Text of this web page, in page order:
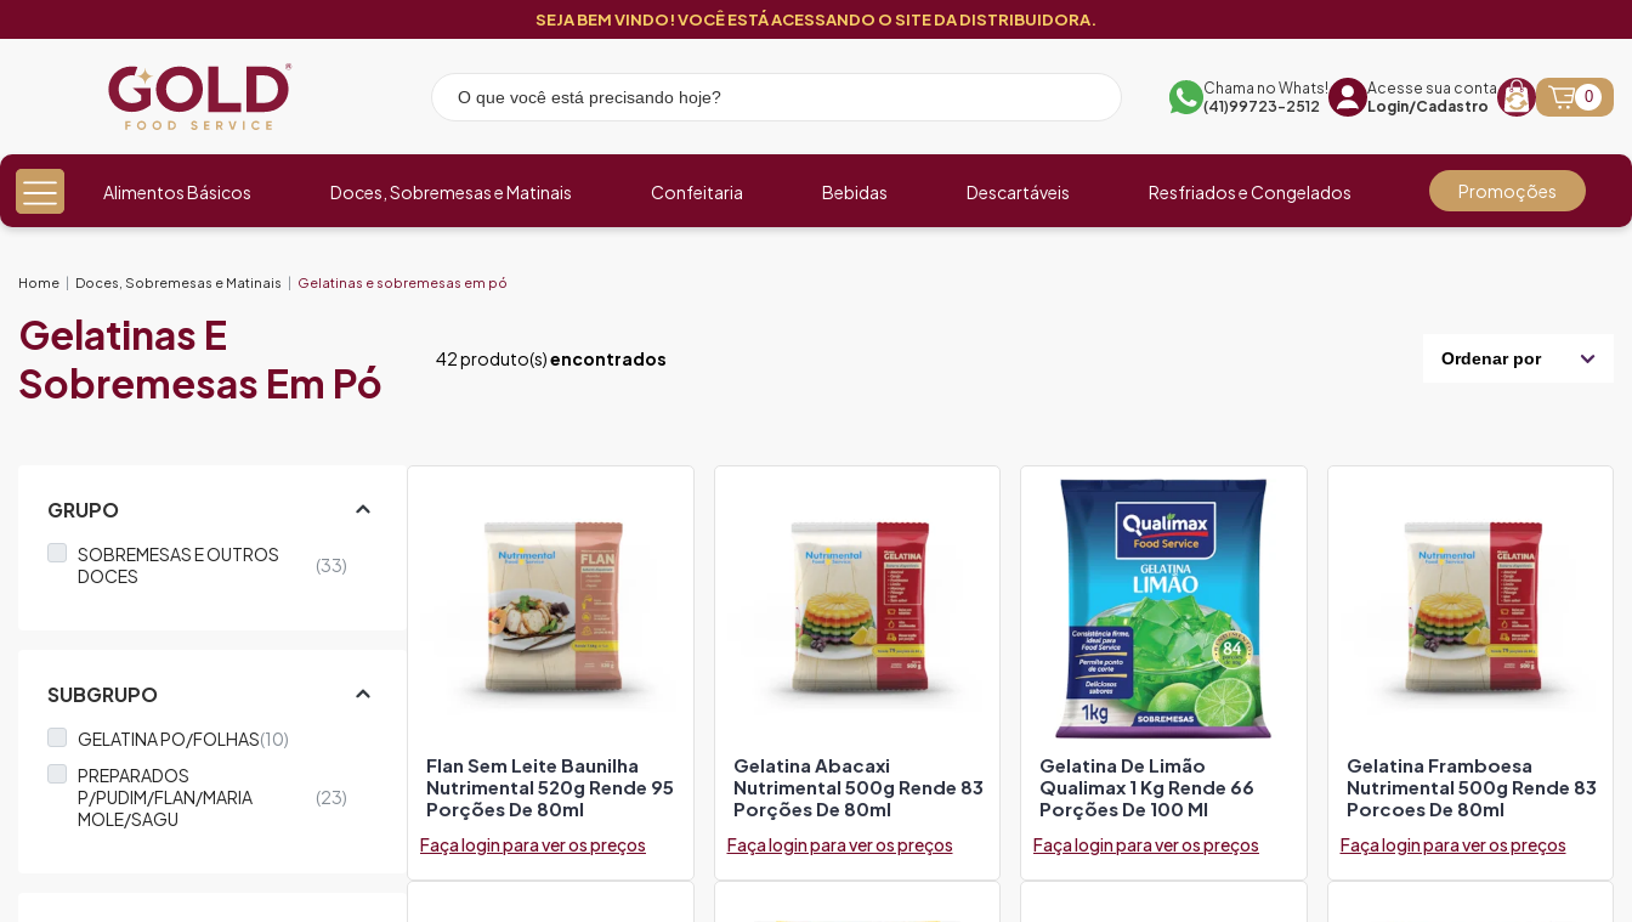
SEJA BEM VINDO! VOCÊ ESTÁ ACESSANDO O SITE DA DISTRIBUIDORA.
Chama no Whats!
(41)99723-2512
Acesse sua conta
Login/Cadastro
0
Alimentos Básicos Doces, Sobremesas e Matinais Confeitaria Bebidas Descartáveis Resfriados e Congelados Promoções
Home Doces, Sobremesas e Matinais Gelatinas e sobremesas em pó
Gelatinas E
Sobremesas Em Pó
42 produto(s)encontrados
GRUPO
SOBREMESAS E OUTROS
DOCES
(33)
SUBGRUPO
GELATINA PO/FOLHAS(10)
PREPARADOS
P/PUDIM/FLAN/MARIA
MOLE/SAGU
(23)
Flan Sem Leite Baunilha
Nutrimental 520g Rende 95
Porções De 80ml
Faça login para ver os preços
Gelatina Abacaxi
Nutrimental 500g Rende 83
Porções De 80ml
Faça login para ver os preços
Gelatina De Limão
Qualimax 1 Kg Rende 66
Porções De 100 Ml
Faça login para ver os preços
Gelatina Framboesa
Nutrimental 500g Rende 83
Porcoes De 80ml
Faça login para ver os preços